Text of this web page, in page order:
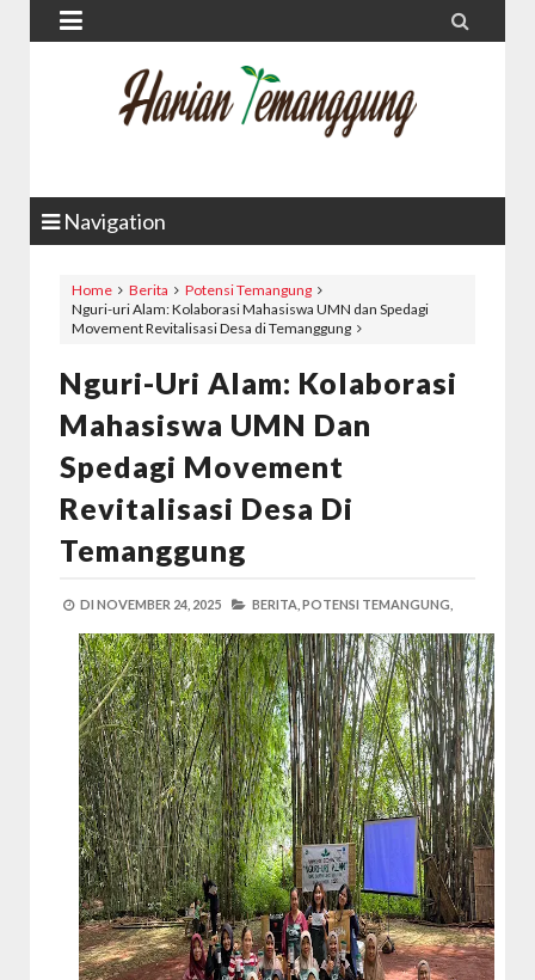
 
Navigation
Home Berita
Potensi Temangung
Nguri-uri Alam: Kolaborasi Mahasiswa UMN dan Spedagi
Movement Revitalisasi Desa di Temanggung
Nguri-Uri Alam: Kolaborasi
Mahasiswa UMN Dan
Spedagi Movement
Revitalisasi Desa Di
Temanggung
DI NOVEMBER 24, 2025 BERITA, POTENSI TEMANGUNG,